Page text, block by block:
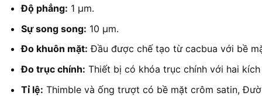
Độ phẳng: 1 µm.
Sự song song: 10 µm.
Đo khuôn mặt: Đầu được chế tạo từ cacbua với bề
Đo trục chính: Thiết bị có khóa trục chính với hai
Tỉ lệ: Thimble và ống trượt có bề mặt crôm satin,